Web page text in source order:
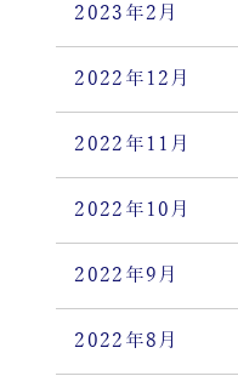
2023年2月
2022年12月
2022年11月
2022年10月
2022年9月
2022年8月